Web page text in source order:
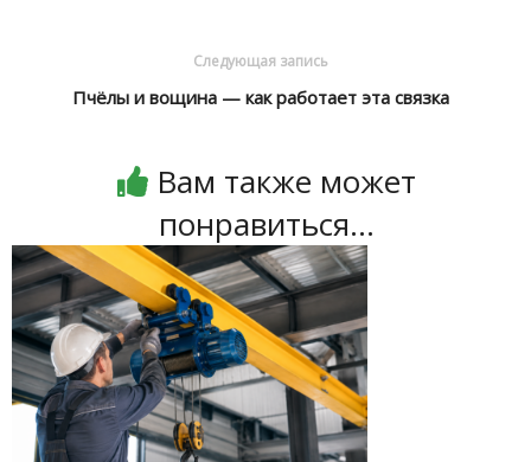
Следующая запись
Пчёлы и вощина — как работает эта связка
Вам также может
понравиться...